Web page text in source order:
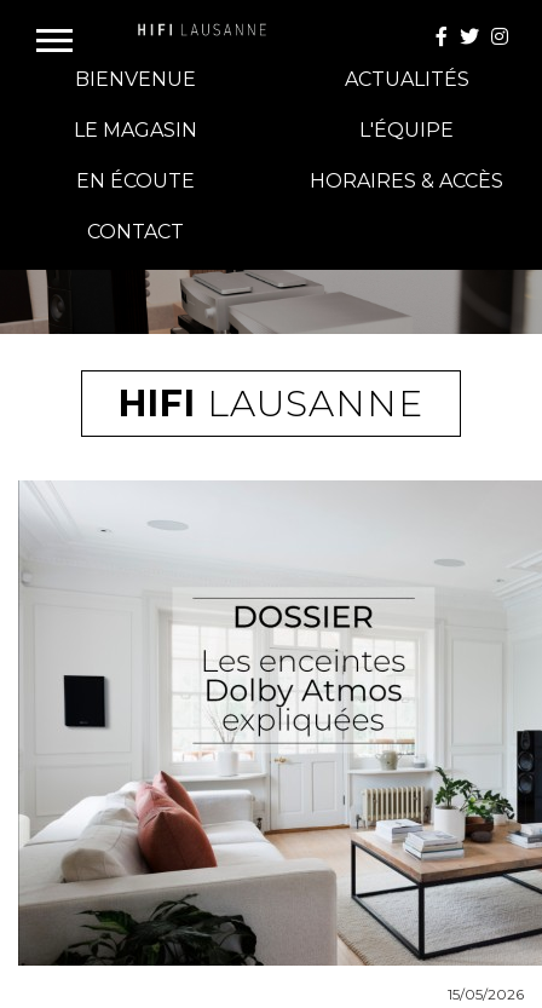
E-BOUTIQUE
HIFI GROUP
MAGASINS
BANCS D'ESSAI
COUPS DE COEUR
DOSSIERS
NOUS CONTACTER
BIENVENUE ACTUALITÉS
LE MAGASIN L'ÉQUIPE
EN ÉCOUTE HORAIRES & ACCÈS
CONTACT
HIFI LAUSANNE
15/05/2026